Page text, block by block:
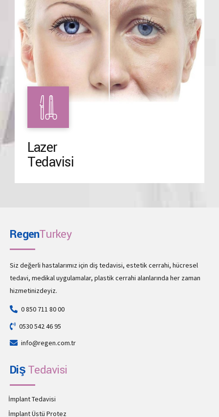
Lazer
Tedavisi
RegenTurkey
Siz değerli hastalarımız için diş tedavisi, estetik cerrahi, hücresel
tedavi, medikal uygulamalar, plastik cerrahi alanlarında her zaman
hizmetinizdeyiz.
0 850 711 80 00
0530 542 46 95
info@regen.com.tr
DişTedavisi
İmplant Tedavisi
İmplant Üstü Protez